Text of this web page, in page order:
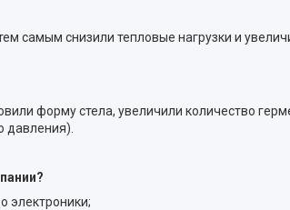
самым снизили тепловые нагрузки и
форму стела, увеличили количество
давления).
электроники;